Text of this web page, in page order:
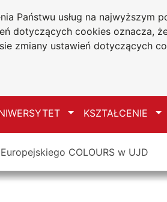
Państwu usług na najwyższym
dotyczących cookies oznacza,
zmiany ustawień dotyczących
Przełącz
KSZTAŁCENIE
COLOURS w UJD